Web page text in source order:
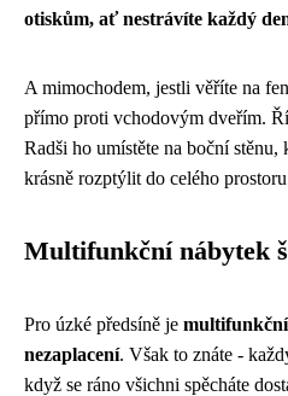
otiskům, ať nestrávíte každý
A mimochodem, jestli věříte na
přímo proti vchodovým dveřím.
Radši ho umístěte na boční
krásně rozptýlit do celého
Multifunkční nábytek
Pro úzké předsíně je
nezaplacení. Však to znáte -
když se ráno všichni spěcháte